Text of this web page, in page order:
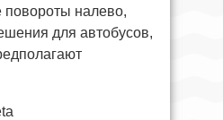
повороты налево,
для автобусов,